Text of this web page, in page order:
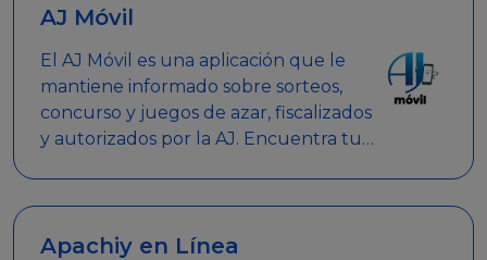
AJ Móvil
El AJ Móvil es una aplicación que le
mantiene informado sobre sorteos,
concurso y juegos de azar, fiscalizados
y autorizados por la AJ. Encuentra tus
clave.
Apachiy en Línea